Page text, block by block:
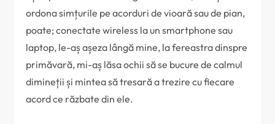
ordona simțurile pe acorduri de vioară sau de pian,
poate; conectate wireless la un smartphone sau
laptop, le-aș așeza lângă mine, la fereastra dinspre
primăvară, mi-aș lăsa ochii să se bucure de calmul
dimineții și mintea să tresară a trezire cu fiecare
acord ce răzbate din ele.